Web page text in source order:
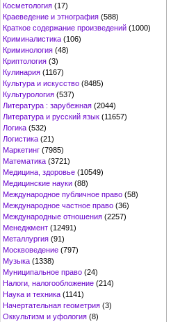
Косметология (17)
Краеведение и этнография (588)
Краткое содержание произведений (1000)
Криминалистика (106)
Криминология (48)
Криптология (3)
Кулинария (1167)
Культура и искусство (8485)
Культурология (537)
Литература : зарубежная (2044)
Литература и русский язык (11657)
Логика (532)
Логистика (21)
Маркетинг (7985)
Математика (3721)
Медицина, здоровье (10549)
Медицинские науки (88)
Международное публичное право (58)
Международное частное право (36)
Международные отношения (2257)
Менеджмент (12491)
Металлургия (91)
Москвоведение (797)
Музыка (1338)
Муниципальное право (24)
Налоги, налогообложение (214)
Наука и техника (1141)
Начертательная геометрия (3)
Оккультизм и уфология (8)